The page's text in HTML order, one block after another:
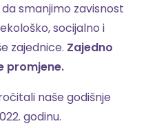
smanjimo zavisnost
socijalno i
zajednice. Zajedno
promjene.
naše godišnje
godinu.